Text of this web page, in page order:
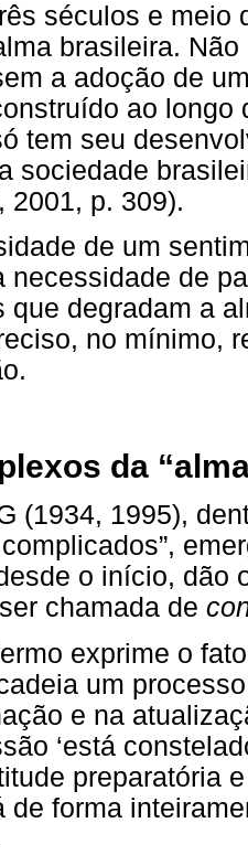
séculos e
brasileira.
a adoção de
ao longo
tem seu
sociedade
2001, p. 309).
de um
necessidade de
que degradam a
no mínimo,
da
(1934, 1995),
o início, dão
chamada de
exprime o
um
e na
‘está
preparatória
de forma